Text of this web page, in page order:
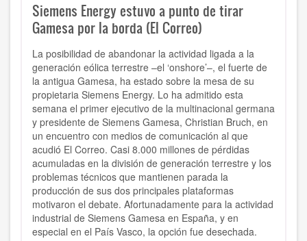
Siemens Energy estuvo a punto de tirar
Gamesa por la borda (El Correo)
La posibilidad de abandonar la actividad ligada a la
generación eólica terrestre –el ‘onshore’–, el fuerte de
la antigua Gamesa, ha estado sobre la mesa de su
propietaria Siemens Energy. Lo ha admitido esta
semana el primer ejecutivo de la multinacional germana
y presidente de Siemens Gamesa, Christian Bruch, en
un encuentro con medios de comunicación al que
acudió El Correo. Casi 8.000 millones de pérdidas
acumuladas en la división de generación terrestre y los
problemas técnicos que mantienen parada la
producción de sus dos principales plataformas
motivaron el debate. Afortunadamente para la actividad
industrial de Siemens Gamesa en España, y en
especial en el País Vasco, la opción fue desechada.